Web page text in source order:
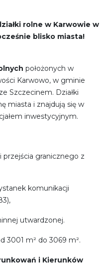
rolne w Karwowie w
blisko miasta!
położonych w
Karwowo, w gminie
Szczecinem. Działki
miasta i znajdują się w
inwestycyjnym.
przejścia granicznego z
komunikacji
utwardzonej.
3001 m² do 3069 m².
i Kierunków